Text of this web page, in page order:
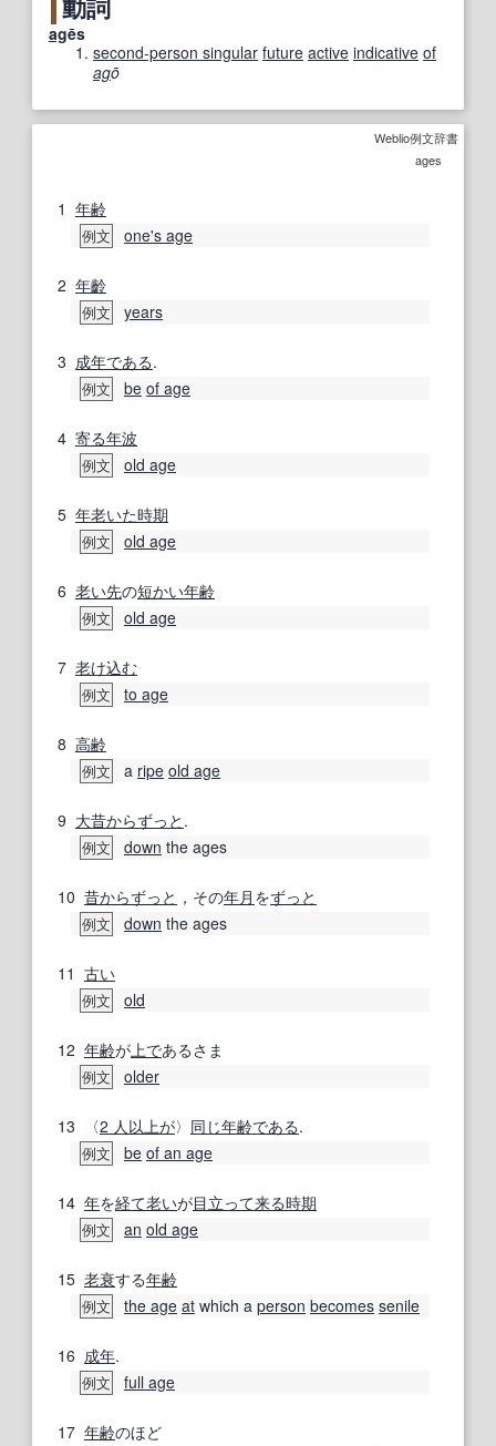
agēs
second-person singular future active indicative of
agō
Weblio例文辞書
ages
1 年齢
例文 one's age
2 年齡
例文 years
3 成年である.
例文 be of age
4 寄る年波
例文 old age
5 年老いた時期
例文 old age
6 老い先の短かい年齢
例文 old age
7 老け込む
例文 to age
8 高齢
例文 a ripe old age
9 大昔からずっと .
例文 down the ages
10 昔からずっと ，その年月 をずっと
例文 down the ages
11 古い
例文 old
12 年齢が上であるさま
例文 older
13 〈2 人以上が〉 同じ年齢である.
例文 be of an age
14 年を経て老いが目立って来る時期
例文 an old age
15 老衰する年齢
例文 the age at which a person becomes senile
16 成年.
例文 full age
17 年齢のほど